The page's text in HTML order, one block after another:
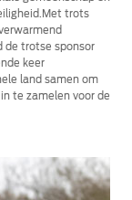
trots
de trotse sponsor
keer
land samen om
te zamelen voor de